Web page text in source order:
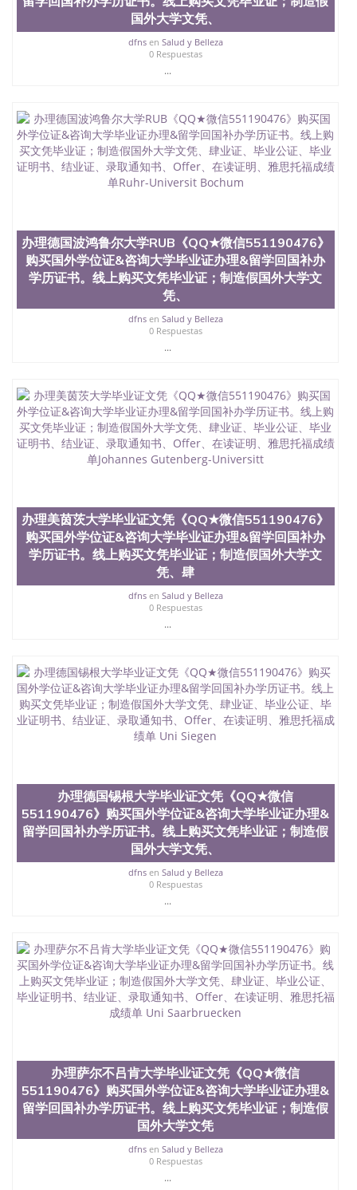
信息，给出操作方案； 2、补充毕业证成绩单等相关
材料； 3、留服注册申请账号，付定金； 4、预约递
交时间，公司人员陪同客户本人一起去留服递交材
料； 5、等待结果，完成结果书留服直接邮寄给客户
银，LOGO烫金烫银复合重叠。 文字图案浮雕，激光
镭射，紫外荧光，温感，复印防伪）都有原版本文凭
对照。质量得到了广大海外客户群体的认可，同时和
海外学校留学中介， 同时能做到与时俱进，及时掌握
各大院校的（毕业证，成绩单，资格证，学生卡，结
业证，录取通知书，在读证明等相关材料）的版本更
原版实物，以求达到客户的需求。 我们的优势： 我
们在保证合理定价的同时，坚持较高性价比，通过品
质和效率不断优化，为您倾情诠释什么是高性价比。
咨询顾问：Sam q/微信:551190476 Q/微
信:551190476办理毕业证成绩单、教育部认证,录取通
知书，雅思，留学回国证明.
公司专业制作、办理、仿制、成绩单文凭、改成绩、
教育部学历学位认证、毕业证、成绩单、文凭、学历
证认证、留服认证、使馆认证、使馆证明、使馆留学
回国人员证明、留学生认证、学历认证、文凭认证学
位认证、留学生学历认证、留学生学位认证、英国文
凭学历、美国文凭学历、澳洲文凭学历、加拿大文凭
学历、新西兰学历认证等q:551190476 微信：
University）圣何塞州立大学毕业证（San Jose State
University）圣何塞州立大学成绩单（San Jose State
University）圣何塞州立大学成绩单（ San Jose State
University）圣何塞州立大学成绩单（San Jose State
University）成绩单圣何塞州立大学文凭（San Jose
State University）圣何塞州立大学（San Jose State
University）圣何塞州立大学（San Jose State
University）圣何塞州立大学（ San Jose State
University）圣何塞州立大学（San Jose State
University）文凭圣何塞州立大学文凭（San Jose
State University）圣何塞州立大学学历（ San Jose
State University）圣何塞州立大学学历（San Jose
State University）圣何塞州立大学学历（San Jose
State University）圣 塞州立大学学历（San Jose
State University）圣何塞州立大学（San Jose State
University）圣何塞州立大学（San Jose State
University）圣何塞州立大学学位证（San Jose State
University）圣何塞州立大学学位证（San Jose State
University）圣何塞州立大学学位证（San Jose State
University）圣何塞州立大学（San Jose State
University）圣何塞州立大学（San Jose State
University）圣何塞州立大学（San Jose State
University）圣何塞州立大学结业证（San Jose State
University）圣何塞州立大学结业证（San Jose State
University）圣何塞州立大学结业证（San Jose State
University）圣何塞州立大学学位证（San Jose State
University）圣何塞州立大学学位证（San Jose State
University）圣何塞州立大学学历证书（San Jose
（San Jose State University）澳洲读书未毕业找人做
文凭学位qq微信551190476澳洲读CQU中央昆士兰大
学学历 绩单购买学位证书/澳洲读本科硕士做文凭/购
买澳洲大学毕业证成绩单假文凭学历
offieUniversityofSouthernQueensland 澳洲读书未毕
业找人做文凭学位qq微信551190476澳洲读CQU中央
昆士兰大学学历成绩单购买学位证书/澳洲读本科硕
士做文凭/购买澳洲大学毕业证成绩单假文凭学历办
理海德堡大学毕业证文凭《QQ★微信551190476》购
国外大学文凭、
dfnsen Salud y Belleza
0 Respuestas
...
办理德国波鸿鲁尔大学RUB《QQ★微信551190476》
购买国外学位证&咨询大学毕业证办理&留学回国补办
学历证书。线上购买文凭毕业证；制造假国外大学文
凭、
dfnsen Salud y Belleza
0 Respuestas
...
办理美茵茨大学毕业证文凭《QQ★微信551190476》
购买国外学位证&咨询大学毕业证办理&留学回国补办
学历证书。线上购买文凭毕业证；制造假国外大学文
凭、肆
dfnsen Salud y Belleza
0 Respuestas
...
办理德国锡根大学毕业证文凭《QQ★微信
551190476》购买国外学位证&咨询大学毕业证办理&
留学回国补办学历证书。线上购买文凭毕业证；制造假
国外大学文凭、
dfnsen Salud y Belleza
0 Respuestas
...
办理萨尔不吕肯大学毕业证文凭《QQ★微信
551190476》购买国外学位证&咨询大学毕业证办理&
留学回国补办学历证书。线上购买文凭毕业证；制造假
国外大学文凭
dfnsen Salud y Belleza
0 Respuestas
...